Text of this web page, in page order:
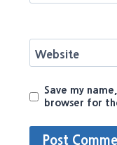
Website
Save my
browser for